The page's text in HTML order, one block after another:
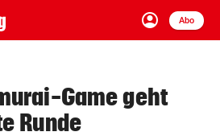
account_circle
Anmelden
Abo
close Schließen
Game geht
Runde